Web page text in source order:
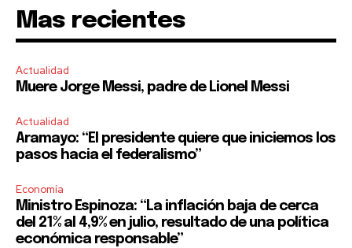
Mas recientes
Actualidad
Muere Jorge Messi, padre de Lionel Messi
Actualidad
Aramayo: “El presidente quiere que iniciemos los
pasos hacia el federalismo”
Economía
Ministro Espinoza: “La inflación baja de cerca
del 21% al 4,9% en julio, resultado de una política
económica responsable”